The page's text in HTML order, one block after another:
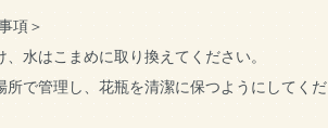
項＞
水はこまめに取り換えてください。
所で管理し、花瓶を清潔に保つようにしてくだ